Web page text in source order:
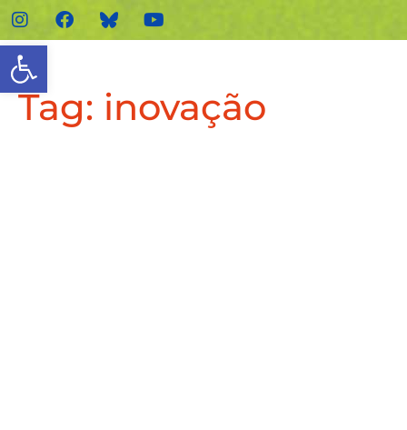
Abrir a barra de
Tag: inovação